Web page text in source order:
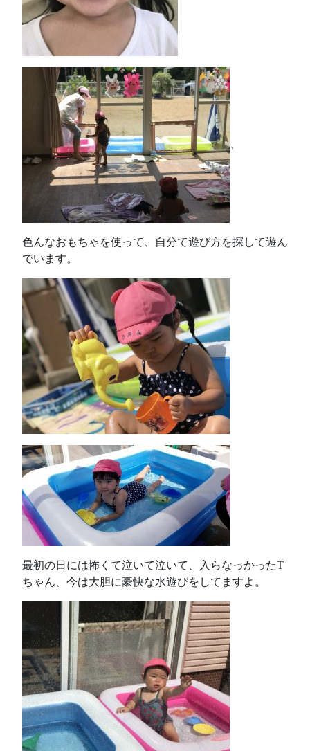
色んなおもちゃを使って、自分て遊び方を探して遊ん
でいます。
最初の日には怖くて泣いて泣いて、入らなっかったT
ちゃん、今は大胆に豪快な水遊びをしてますよ。